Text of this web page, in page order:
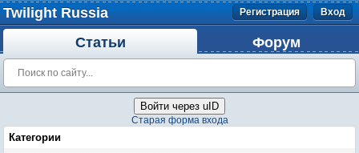
Twilight Russia Регистрация Вход
Статьи Форум
Войти через uID
Старая форма входа
Категории